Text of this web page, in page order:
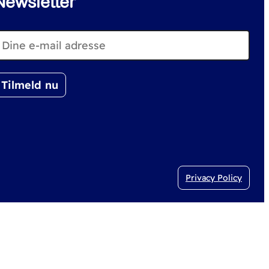
Privacy Policy